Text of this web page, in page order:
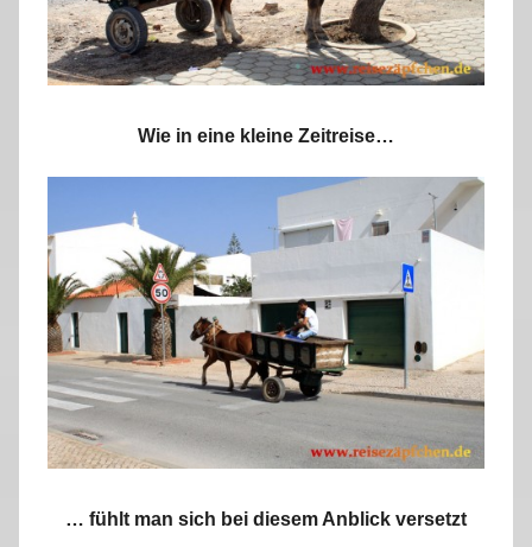
Wie in eine kleine Zeitreise…
… fühlt man sich bei diesem Anblick versetzt